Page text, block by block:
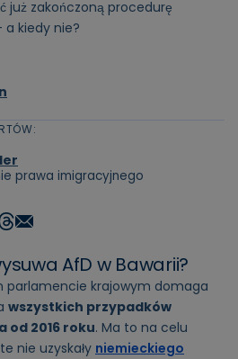
już zakończoną procedurę
kiedy nie?
prawa imigracyjnego
AfD w Bawarii?
parlamencie krajowym domaga
wszystkich przypadków
2016 roku. Ma to na celu
nie uzyskały niemieckiego